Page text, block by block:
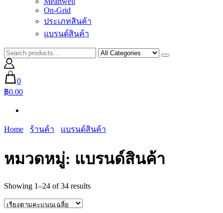
On-Grid
ประเภทสินค้า
แบรนด์สินค้า
0
฿0.00
Home ร้านค้า แบรนด์สินค้า
หมวดหมู่: แบรนด์สินค้า
Showing 1–24 of 34 resultsSorted